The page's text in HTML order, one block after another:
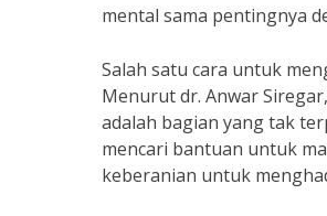
mental sama pentingnya
Salah satu cara untuk
Menurut dr. Anwar
adalah bagian yang tak
mencari bantuan untuk
keberanian untuk